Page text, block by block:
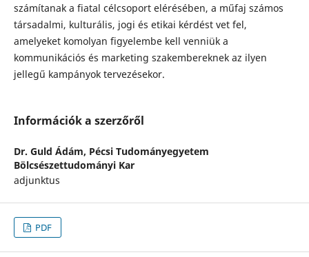
számítanak a fiatal célcsoport elérésében, a műfaj számos
társadalmi, kulturális, jogi és etikai kérdést vet fel,
amelyeket komolyan figyelembe kell venniük a
kommunikációs és marketing szakembereknek az ilyen
jellegű kampányok tervezésekor.
Információk a szerzőről
Dr. Guld Ádám, Pécsi Tudományegyetem
Bölcsészettudományi Kar
adjunktus
PDF